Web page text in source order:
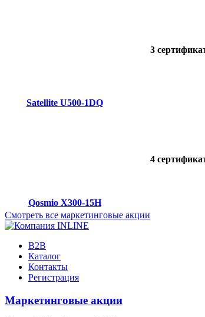
Satellite U500-1DQ
3
Qosmio X300-15H
4
Смотреть все маркетинговые акции
B2B
Каталог
Контакты
Регистрация
Маркетинговые акции